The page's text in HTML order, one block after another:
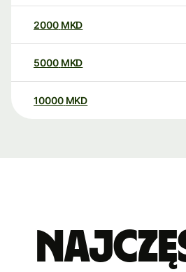
2000 MKD
5000 MKD
10000 MKD